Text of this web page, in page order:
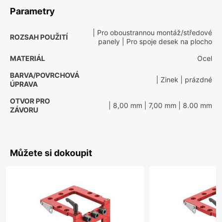
Parametry
ROZSAH POUŽITÍ
| Pro oboustrannou montáž/středové
panely | Pro spoje desek na plocho
MATERIÁL
Ocel
BARVA/POVRCHOVÁ
ÚPRAVA
| Zinek | prázdné
OTVOR PRO
ZÁVORU
| 8,00 mm | 7,00 mm | 8.00 mm
Můžete si dokoupit